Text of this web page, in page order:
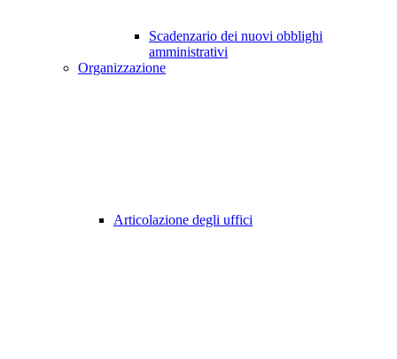
Scadenzario dei nuovi obblighi
amministrativi
Organizzazione
Articolazione degli uffici